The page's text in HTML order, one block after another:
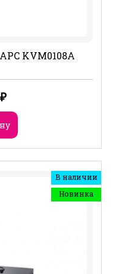
KVM0108A
₽
В наличии
Новинка